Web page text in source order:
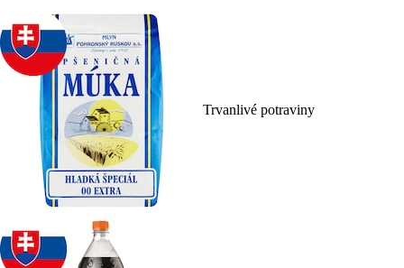
Trvanlivé potraviny